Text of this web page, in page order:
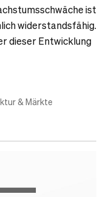
ist
widerstandsfähig.
dieser Entwicklung
& Märkte